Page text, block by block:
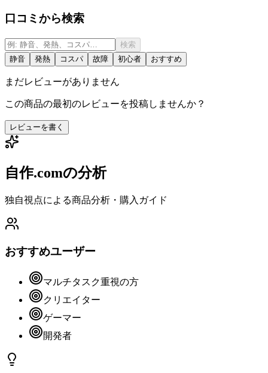
口コミから検索
検索
静音
発熱 コスパ 故障 初心者 おすすめ
まだレビューがありません
この商品の最初のレビューを投稿しませんか？
レビューを書く
自作.comの分析
独自視点による商品分析・購入ガイド
おすすめユーザー
マルチタスク重視の方
クリエイター
ゲーマー
開発者